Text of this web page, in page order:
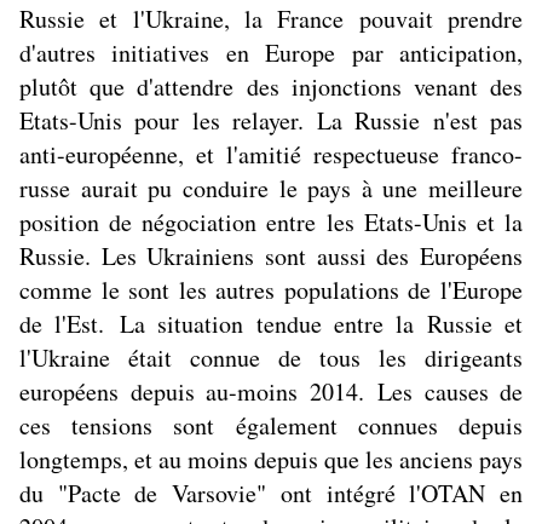
Russie et l'Ukraine, la France pouvait prendre
d'autres initiatives en Europe par anticipation,
plutôt que d'attendre des injonctions venant des
Etats-Unis pour les relayer. La Russie n'est pas
anti-européenne, et l'amitié respectueuse franco-
russe aurait pu conduire le pays à une meilleure
position de négociation entre les Etats-Unis et la
Russie. Les Ukrainiens sont aussi des Européens
comme le sont les autres populations de l'Europe
de l'Est. La situation tendue entre la Russie et
l'Ukraine était connue de tous les dirigeants
européens depuis au-moins 2014. Les causes de
ces tensions sont également connues depuis
longtemps, et au moins depuis que les anciens pays
du "Pacte de Varsovie" ont intégré l'OTAN en